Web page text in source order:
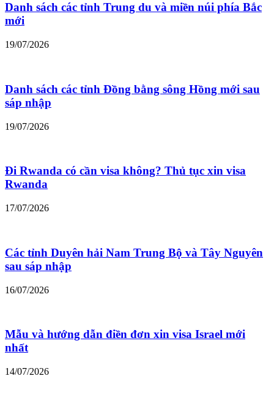
Danh sách các tỉnh Trung du và miền núi phía Bắc
mới
19/07/2026
Danh sách các tỉnh Đồng bằng sông Hồng mới sau
sáp nhập
19/07/2026
Đi Rwanda có cần visa không? Thủ tục xin visa
Rwanda
17/07/2026
Các tỉnh Duyên hải Nam Trung Bộ và Tây Nguyên
sau sáp nhập
16/07/2026
Mẫu và hướng dẫn điền đơn xin visa Israel mới
nhất
14/07/2026